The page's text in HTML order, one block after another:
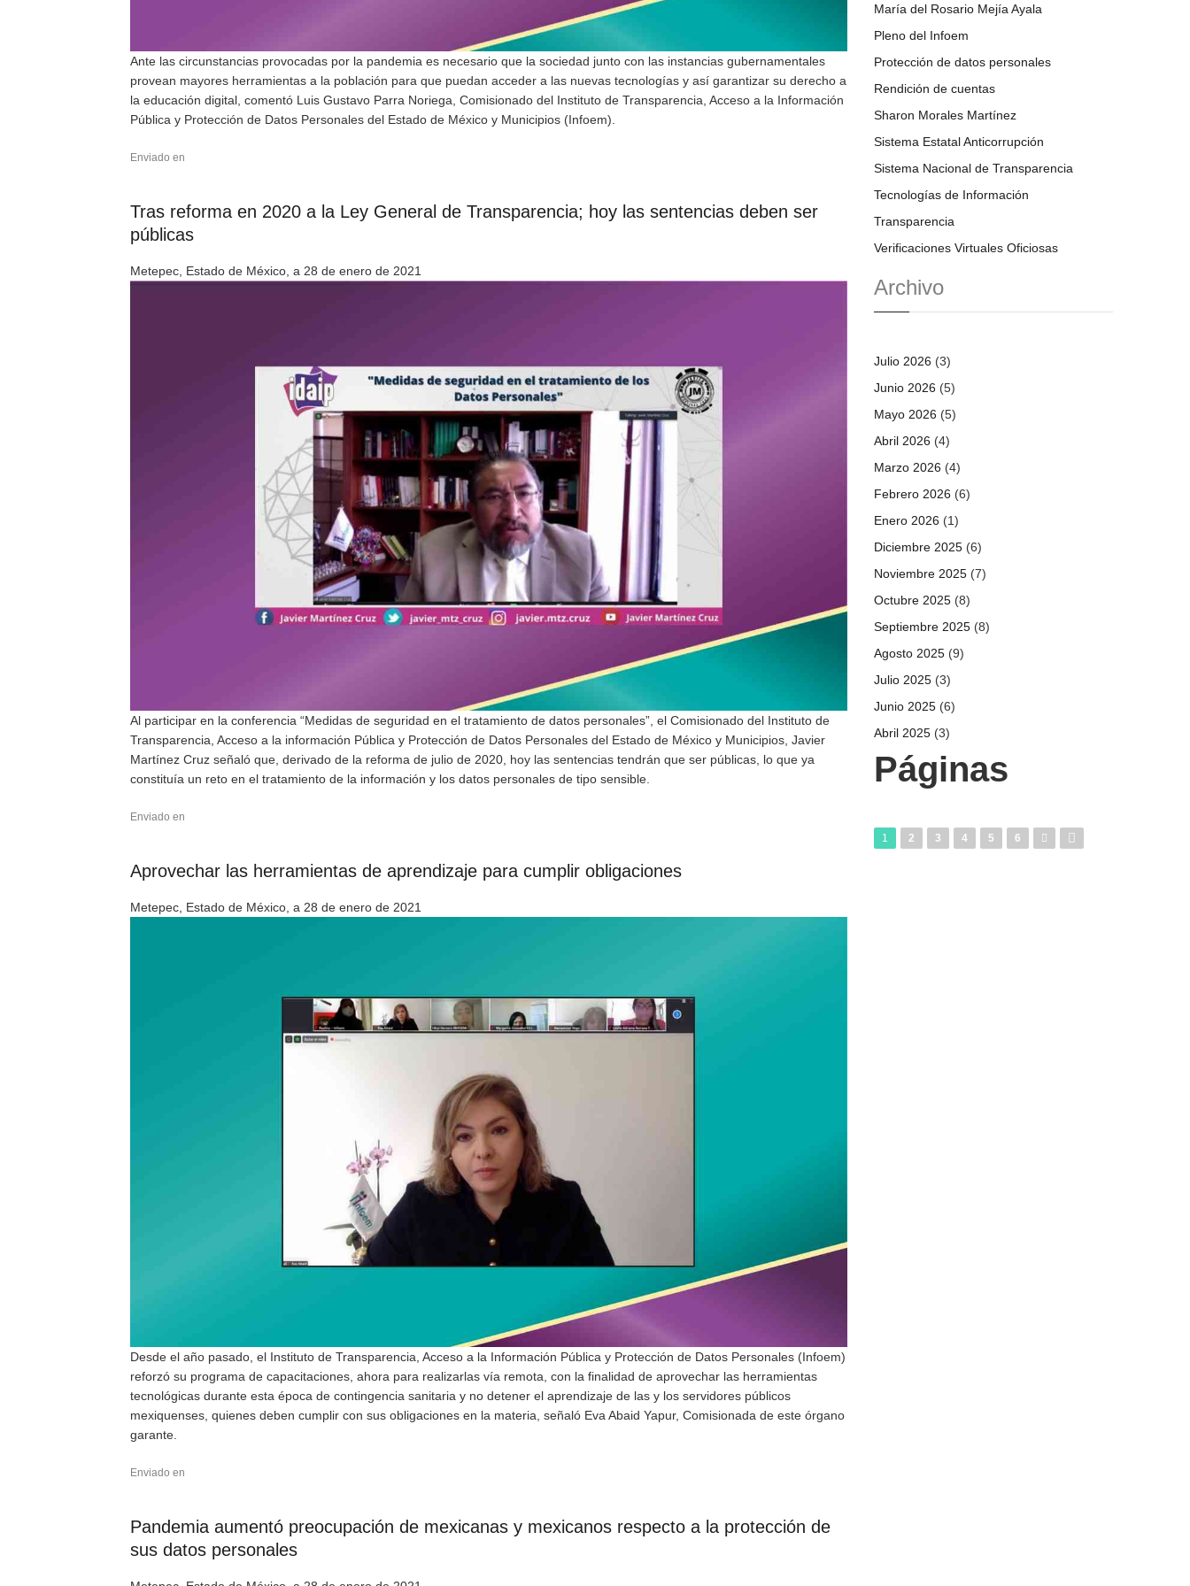
Ante las circunstancias provocadas por la pandemia es necesario que la sociedad junto con las instancias gubernamentales
provean mayores herramientas a la población para que puedan acceder a las nuevas tecnologías y así garantizar su derecho a
la educación digital, comentó Luis Gustavo Parra Noriega, Comisionado del Instituto de Transparencia, Acceso a la Información
Pública y Protección de Datos Personales del Estado de México y Municipios (Infoem).
Enviado en
Tras reforma en 2020 a la Ley General de Transparencia; hoy las sentencias deben ser
públicas
Metepec, Estado de México, a 28 de enero de 2021
Al participar en la conferencia “Medidas de seguridad en el tratamiento de datos personales”, el Comisionado del Instituto de
Transparencia, Acceso a la información Pública y Protección de Datos Personales del Estado de México y Municipios, Javier
Martínez Cruz señaló que, derivado de la reforma de julio de 2020, hoy las sentencias tendrán que ser públicas, lo que ya
constituía un reto en el tratamiento de la información y los datos personales de tipo sensible.
Enviado en
Aprovechar las herramientas de aprendizaje para cumplir obligaciones
Metepec, Estado de México, a 28 de enero de 2021
Desde el año pasado, el Instituto de Transparencia, Acceso a la Información Pública y Protección de Datos Personales (Infoem)
reforzó su programa de capacitaciones, ahora para realizarlas vía remota, con la finalidad de aprovechar las herramientas
tecnológicas durante esta época de contingencia sanitaria y no detener el aprendizaje de las y los servidores públicos
mexiquenses, quienes deben cumplir con sus obligaciones en la materia, señaló Eva Abaid Yapur, Comisionada de este órgano
garante.
Enviado en
Pandemia aumentó preocupación de mexicanas y mexicanos respecto a la protección de
sus datos personales
María del Rosario Mejía Ayala
Pleno del Infoem
Protección de datos personales
Rendición de cuentas
Sharon Morales Martínez
Sistema Estatal Anticorrupción
Sistema Nacional de Transparencia
Tecnologías de Información
Transparencia
Verificaciones Virtuales Oficiosas
Archivo
Julio 2026 (3)
Junio 2026 (5)
Mayo 2026 (5)
Abril 2026 (4)
Marzo 2026 (4)
Febrero 2026 (6)
Enero 2026 (1)
Diciembre 2025 (6)
Noviembre 2025 (7)
Octubre 2025 (8)
Septiembre 2025 (8)
Agosto 2025 (9)
Julio 2025 (3)
Junio 2025 (6)
Abril 2025 (3)
Páginas
1 2 3 4 5 6